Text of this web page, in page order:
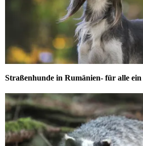
Straßenhunde in Rumänien- für alle